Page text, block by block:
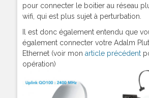
pour connecter le boitier au réseau
wifi, qui est plus sujet à perturbation.
Il est donc également entendu que
également connecter votre Adalm
Ethernet (voir mon article précédent
opération)